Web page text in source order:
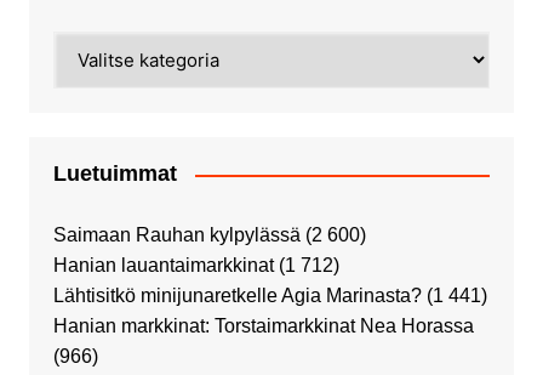
Luetuimmat
Saimaan Rauhan kylpylässä (2 600)
Hanian lauantaimarkkinat (1 712)
Lähtisitkö minijunaretkelle Agia Marinasta? (1 441)
Hanian markkinat: Torstaimarkkinat Nea Horassa
(966)